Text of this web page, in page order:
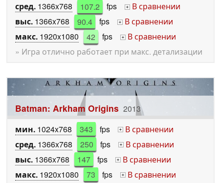
сред. 1366x768 107.2 fps +
В сравнении
выс. 1366x768 90.4 fps +
В сравнении
макс. 1920x1080 42 fps +
В сравнении
» Игра отлично работает при макс. детализации
Batman: Arkham Origins 2013
мин. 1024x768 343 fps +
В сравнении
сред. 1366x768 250 fps +
В сравнении
выс. 1366x768 147 fps +
В сравнении
макс. 1920x1080 73 fps +
В сравнении